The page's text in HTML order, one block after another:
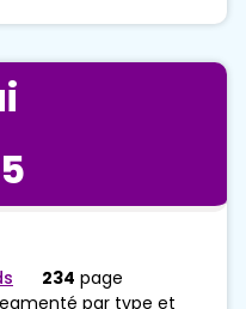
234 page
par type et